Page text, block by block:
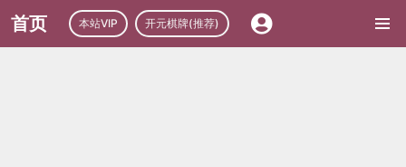
首页 本站VIP 开元棋牌(推荐)